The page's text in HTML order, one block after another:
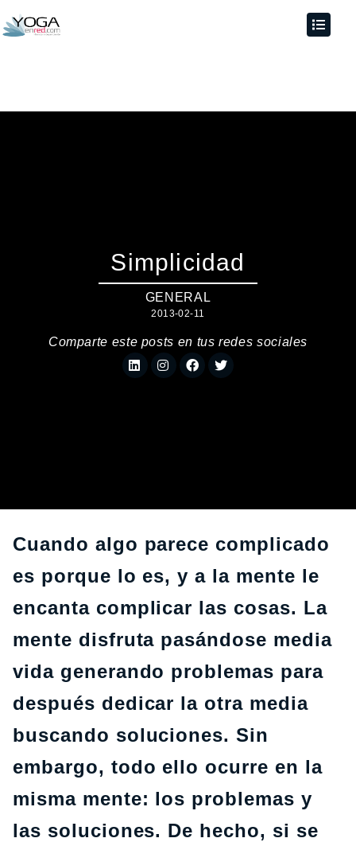
Simplicidad
GENERAL
2013-02-11
Comparte este posts en tus redes sociales
Cuando algo parece complicado
es porque lo es, y a la mente le
encanta complicar las cosas. La
mente disfruta pasándose media
vida generando problemas para
después dedicar la otra media
buscando soluciones. Sin
embargo, todo ello ocurre en la
misma mente: los problemas y
las soluciones. De hecho, si se